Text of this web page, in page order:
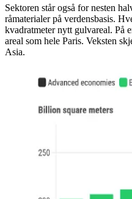
Sektoren står også for nesten
råmaterialer på verdensbasis.
kvadratmeter nytt gulvareal. På
areal som hele Paris. Veksten
Asia.